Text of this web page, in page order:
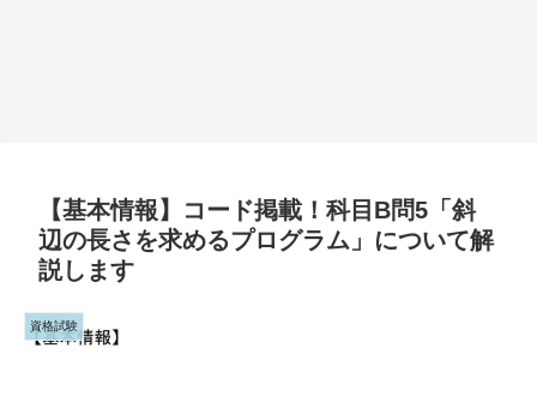
【基本情報】コード掲載！科目B問5「斜
辺の長さを求めるプログラム」について解
説します
資格試験